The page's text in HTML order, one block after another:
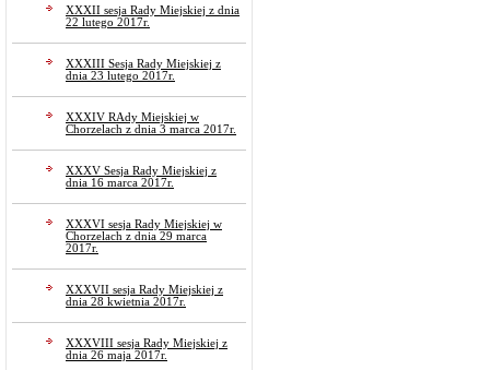
XXXII sesja Rady Miejskiej z dnia
22 lutego 2017r.
XXXIII Sesja Rady Miejskiej z
dnia 23 lutego 2017r.
XXXIV RAdy Miejskiej w
Chorzelach z dnia 3 marca 2017r.
XXXV Sesja Rady Miejskiej z
dnia 16 marca 2017r.
XXXVI sesja Rady Miejskiej w
Chorzelach z dnia 29 marca
2017r.
XXXVII sesja Rady Miejskiej z
dnia 28 kwietnia 2017r.
XXXVIII sesja Rady Miejskiej z
dnia 26 maja 2017r.